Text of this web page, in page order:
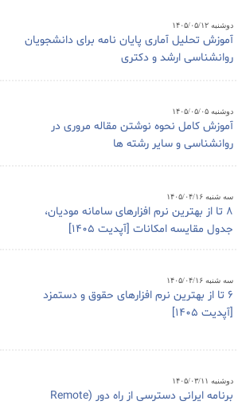
دوشنبه ۱۴۰۵/۰۵/۱۲
آموزش تحلیل آماری پایان نامه برای دانشجویان
روانشناسی ارشد و دکتری
دوشنبه ۱۴۰۵/۰۵/۰۵
آموزش کامل نحوه نوشتن مقاله مروری در
روانشناسی و سایر رشته ها
سه شنبه ۱۴۰۵/۰۴/۱۶
8 تا از بهترین نرم افزارهای سامانه مودیان،
جدول مقایسه امکانات [آپدیت 1405]
سه شنبه ۱۴۰۵/۰۴/۱۶
6 تا از بهترین نرم افزارهای حقوق و دستمزد
[آپدیت 1405]
دوشنبه ۱۴۰۵/۰۳/۱۱
برنامه ایرانی دسترسی از راه دور (Remote